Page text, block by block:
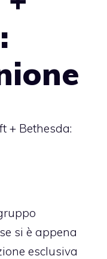
+ Bethesda:
si è appena
esclusiva